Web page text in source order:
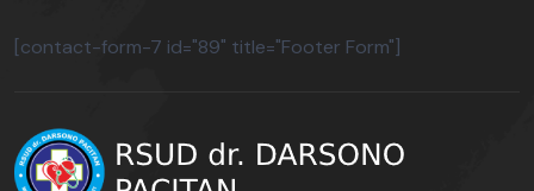
[contact-form-7 id="89" title="Footer Form"]